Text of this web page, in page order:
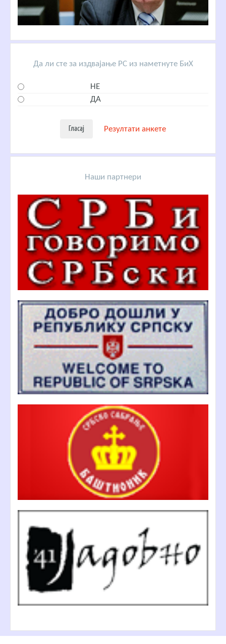
Да ли сте за издвајање РС из наметнуте БиХ
НЕ
ДА
Резултати анкете
Наши партнери